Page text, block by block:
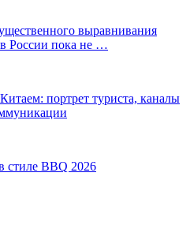
выравнивания
в России пока не …
портрет туриста, каналы
BBQ 2026